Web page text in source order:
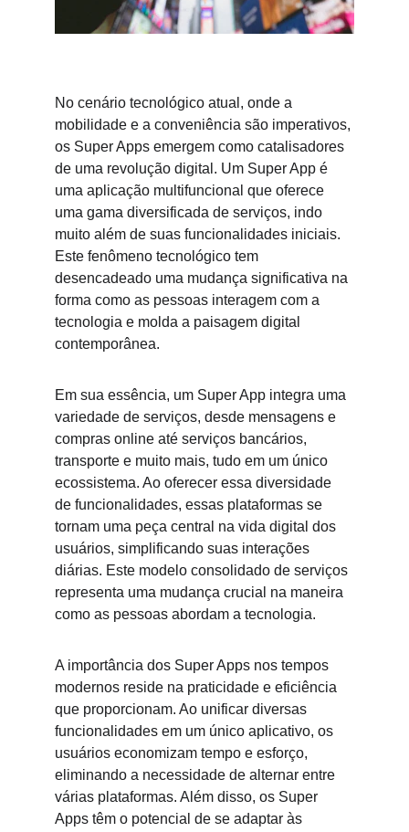
No cenário tecnológico atual, onde a
mobilidade e a conveniência são imperativos,
os Super Apps emergem como catalisadores
de uma revolução digital. Um Super App é
uma aplicação multifuncional que oferece
uma gama diversificada de serviços, indo
muito além de suas funcionalidades iniciais.
Este fenômeno tecnológico tem
desencadeado uma mudança significativa na
forma como as pessoas interagem com a
tecnologia e molda a paisagem digital
contemporânea.
Em sua essência, um Super App integra uma
variedade de serviços, desde mensagens e
compras online até serviços bancários,
transporte e muito mais, tudo em um único
ecossistema. Ao oferecer essa diversidade
de funcionalidades, essas plataformas se
tornam uma peça central na vida digital dos
usuários, simplificando suas interações
diárias. Este modelo consolidado de serviços
representa uma mudança crucial na maneira
como as pessoas abordam a tecnologia.
A importância dos Super Apps nos tempos
modernos reside na praticidade e eficiência
que proporcionam. Ao unificar diversas
funcionalidades em um único aplicativo, os
usuários economizam tempo e esforço,
eliminando a necessidade de alternar entre
várias plataformas. Além disso, os Super
Apps têm o potencial de se adaptar às